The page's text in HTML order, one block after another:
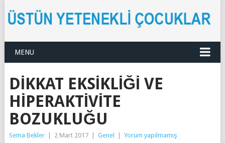
MENU
DIKKAT EKSIKLIĞI VE
HIPERAKTIVITE
BOZUKLUĞU
Sema Bekler 2 Mart 2017 Genel Yorum yapılmamış